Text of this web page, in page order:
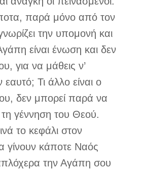
παρά μόνο από τον
την υπομονή και
είναι ένωση και δεν
για να μάθεις ν’
Τι άλλο είναι ο
δεν μπορεί παρά να
γέννηση του Θεού.
το κεφάλι στον
γίνουν κάποτε Ναός
την Αγάπη σου